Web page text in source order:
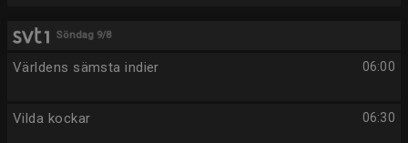
Söndag 9/8
06:00
Världens sämsta indier
06:30
Vilda kockar